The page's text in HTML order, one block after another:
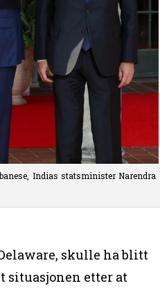
Indias statsminister Narendra
skulle ha blitt
situasjonen etter at